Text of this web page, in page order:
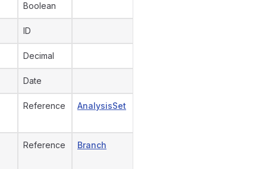
Boolean
ID
Decimal
Date
Reference AnalysisSet
Reference Branch